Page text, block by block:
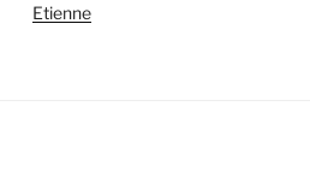
Etienne